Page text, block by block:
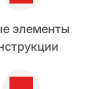
элементы